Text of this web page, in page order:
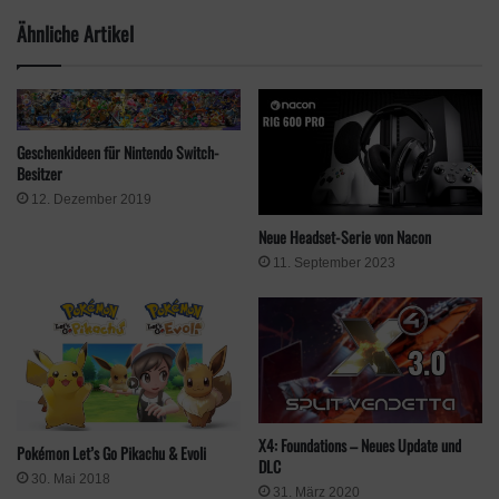
Danach stellt Tina 1x die Woche Kleidung auf dem
Ab einem bestimmten Umsatz gibt euch Tina bei ihrem
dritten Besuch das Zelt für den Laden
Schlagt das Zelt dort auf, wo ihr die Schneiderei haben
möchtet und wartet wieder ab, bis das Gebäude erbaut
Ähnliche Artikel
Geschenkideen für Nintendo Switch-
Besitzer
12. Dezember 2019
Neue Headset-Serie von Nacon
11. September 2023
Pokémon Let’s Go Pikachu & Evoli
30. Mai 2018
X4: Foundations – Neues Update und
DLC
31. März 2020